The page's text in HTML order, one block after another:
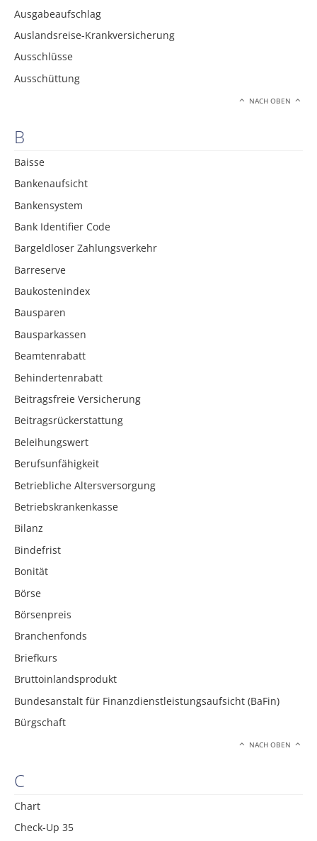
Ausgabeaufschlag
Auslandsreise-Krankversicherung
Ausschlüsse
Ausschüttung
NACH OBEN
B
Baisse
Bankenaufsicht
Bankensystem
Bank Identifier Code
Bargeldloser Zahlungsverkehr
Barreserve
Baukostenindex
Bausparen
Bausparkassen
Beamtenrabatt
Behindertenrabatt
Beitragsfreie Versicherung
Beitragsrückerstattung
Beleihungswert
Berufsunfähigkeit
Betriebliche Altersversorgung
Betriebskrankenkasse
Bilanz
Bindefrist
Bonität
Börse
Börsenpreis
Branchenfonds
Briefkurs
Bruttoinlandsprodukt
Bundesanstalt für Finanzdienstleistungsaufsicht (BaFin)
Bürgschaft
NACH OBEN
C
Chart
Check-Up 35